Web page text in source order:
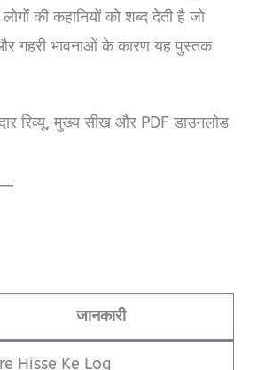
की कहानियों को शब्द देती है जो
गहरी भावनाओं के कारण यह पुस्तक
रिव्यू, मुख्य सीख और PDF डाउनलोड
जानकारी
Hisse Ke Log